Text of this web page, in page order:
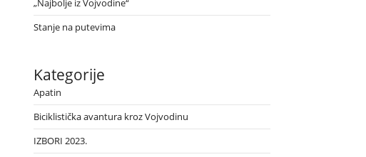
„Najbolje iz Vojvodine“
Stanje na putevima
Kategorije
Apatin
Biciklistička avantura kroz Vojvodinu
IZBORI 2023.